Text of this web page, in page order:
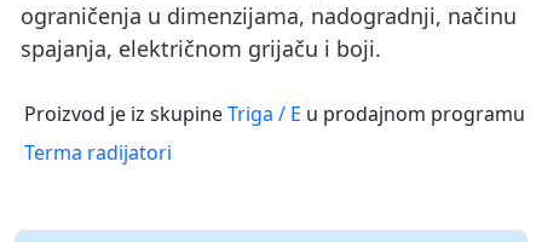
ograničenja u dimenzijama, nadogradnji, načinu
spajanja, električnom grijaču i boji.
Proizvod je iz skupineTriga / E u prodajnom programu
Terma radijatori